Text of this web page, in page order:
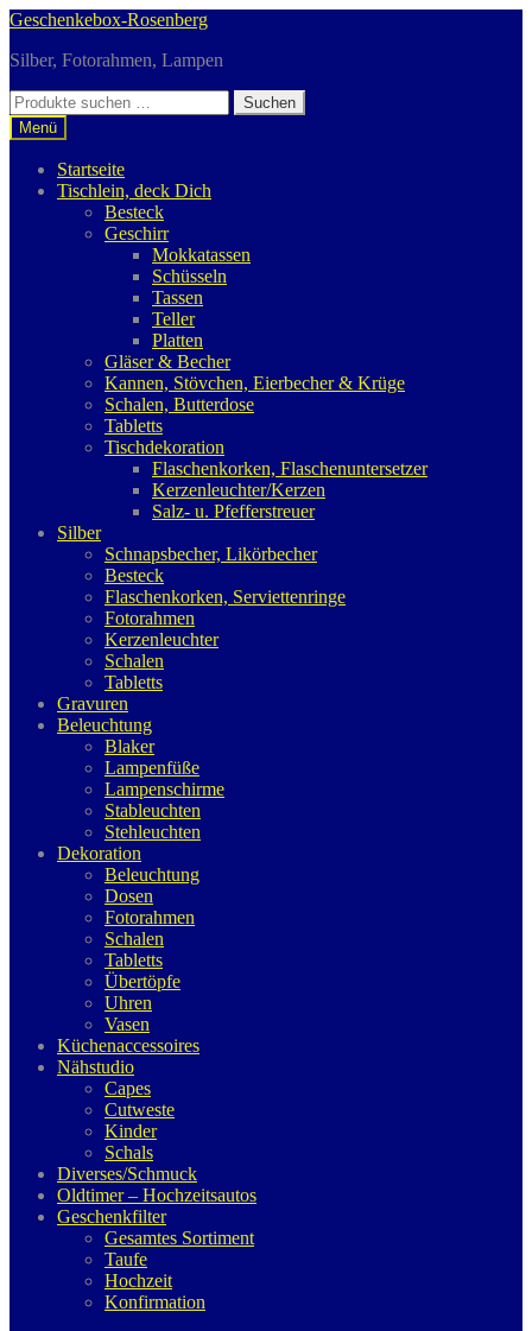
Zur
springen
Zum
springen
Geschenkebox-Rosenberg
Silber, Fotorahmen, Lampen
Suchen
nach:
Suchen
Menü
Startseite
Tischlein, deck Dich
Besteck
Geschirr
Mokkatassen
Schüsseln
Tassen
Teller
Platten
Gläser & Becher
Kannen, Stövchen, Eierbecher & Krüge
Schalen, Butterdose
Tabletts
Tischdekoration
Flaschenkorken, Flaschenuntersetzer
Kerzenleuchter/Kerzen
Salz- u. Pfefferstreuer
Silber
Schnapsbecher, Likörbecher
Besteck
Flaschenkorken, Serviettenringe
Fotorahmen
Kerzenleuchter
Schalen
Tabletts
Gravuren
Beleuchtung
Blaker
Lampenfüße
Lampenschirme
Stableuchten
Stehleuchten
Dekoration
Beleuchtung
Dosen
Fotorahmen
Schalen
Tabletts
Übertöpfe
Uhren
Vasen
Küchenaccessoires
Nähstudio
Capes
Cutweste
Kinder
Schals
Diverses/Schmuck
Oldtimer – Hochzeitsautos
Geschenkfilter
Gesamtes Sortiment
Taufe
Hochzeit
Konfirmation